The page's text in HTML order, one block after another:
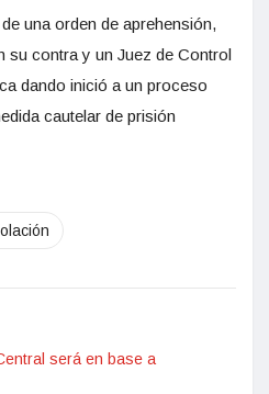
una orden de aprehensión,
su contra y un Juez de Control
dando inició a un proceso
cautelar de prisión
será en base a